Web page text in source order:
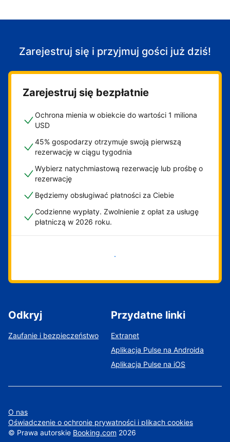
Zarejestruj się i przyjmuj gości już dziś!
Zarejestruj się bezpłatnie
Ochrona mienia w obiekcie do wartości 1 miliona
USD
45% gospodarzy otrzymuje swoją pierwszą
rezerwację w ciągu tygodnia
Wybierz natychmiastową rezerwację lub prośbę o
rezerwację
Będziemy obsługiwać płatności za Ciebie
Codzienne wypłaty. Zwolnienie z opłat za usługę
płatniczą w 2026 roku.
Zacznij już teraz
Odkryj
Zaufanie i bezpieczeństwo
Przydatne linki
Extranet
Aplikacja Pulse na Androida
Aplikacja Pulse na iOS
O nas
Oświadczenie o ochronie prywatności i plikach cookies
© Prawa autorskie Booking.com 2026